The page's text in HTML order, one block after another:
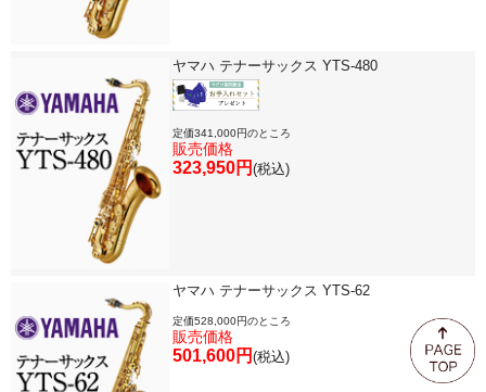
ヤマハ テナーサックス YTS-480
定価341,000円のところ
販売価格
323,950円 (税込)
ヤマハ テナーサックス YTS-62
定価528,000円のところ
販売価格
501,600円 (税込)